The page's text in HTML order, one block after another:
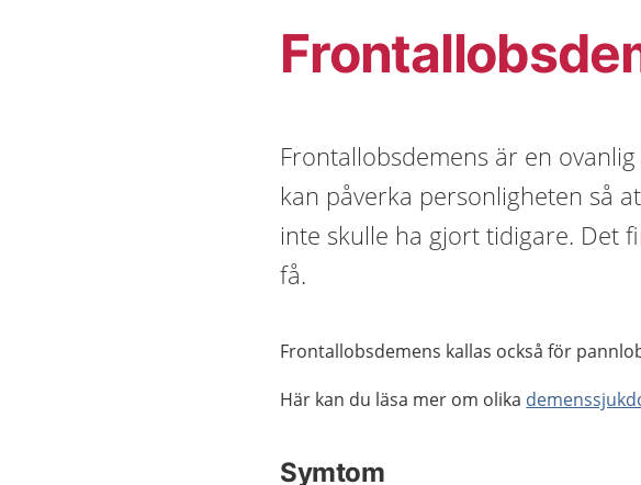
Frontallobsdemens är en
kan påverka personligheten så
inte skulle ha gjort tidigare. Det
få.
Frontallobsdemens kallas också för
Här kan du läsa mer om olika
Symtom